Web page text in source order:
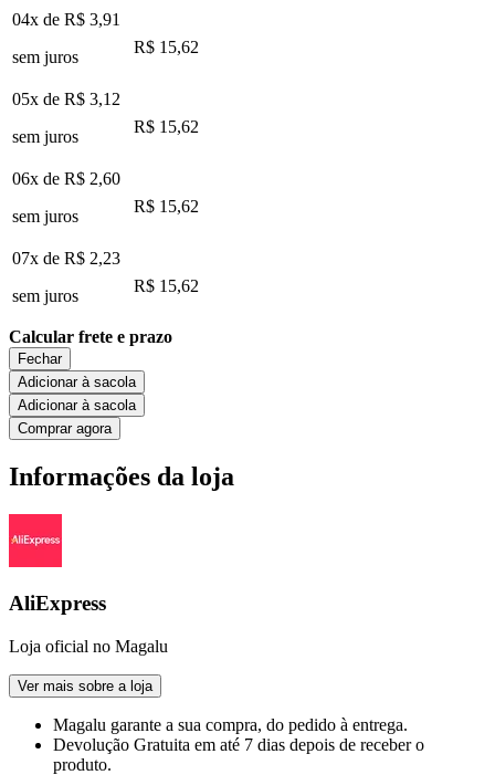
04x de R$ 3,91
sem juros
R$ 15,62
05x de R$ 3,12
sem juros
R$ 15,62
06x de R$ 2,60
sem juros
R$ 15,62
07x de R$ 2,23
sem juros
R$ 15,62
Calcular frete e prazo
Fechar
Adicionar à sacola
Adicionar à sacola
Comprar agora
Informações da loja
AliExpress
Loja oficial no Magalu
Ver mais sobre a loja
Magalu garante a sua compra, do pedido à entrega.
Devolução Gratuita em até 7 dias depois de receber o
produto.